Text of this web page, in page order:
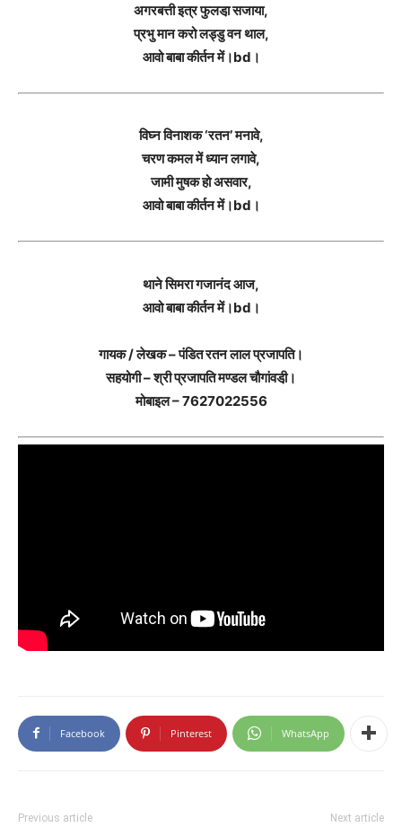
अगरबत्ती इत्र फुलडा़ सजाया,
प्रभु मान करो लड्डु वन थाल,
आवो बाबा कीर्तन में।bd।
विघ्न विनाशक ‘रतन’ मनावे,
चरण कमल में ध्यान लगावे,
जामी मुषक हो असवार,
आवो बाबा कीर्तन में।bd।
थाने सिमरा गजानंद आज,
आवो बाबा कीर्तन में।bd।
गायक / लेखक – पंडित रतन लाल प्रजापति।
सहयोगी – श्री प्रजापति मण्डल चौगांवडी़।
मोबाइल – 7627022556
Facebook Pinterest WhatsApp
Previous article Next article